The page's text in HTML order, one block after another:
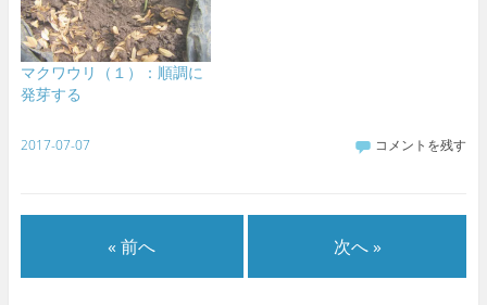
マクワウリ（１）：順調に
発芽する
2017-07-07 コメントを残す
« 前へ 次へ »